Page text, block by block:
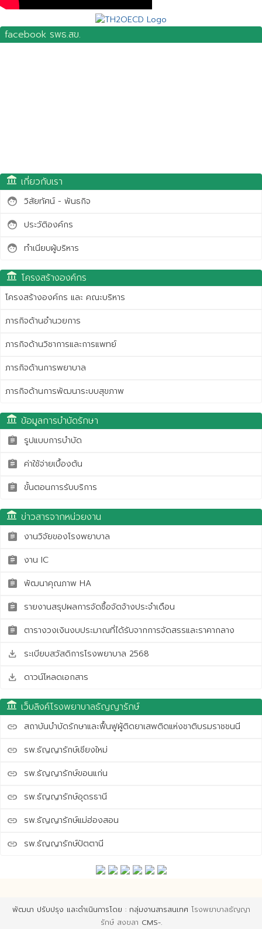
facebook รพธ.สข.
account_balance เกี่ยวกับเรา
face วิสัยทัศน์ - พันธกิจ
face ประวัติองค์กร
face ทำเนียบผู้บริหาร
account_balance โครงสร้างองค์กร
โครงสร้างองค์กร และ คณะบริหาร
ภารกิจด้านอำนวยการ
ภารกิจด้านวิชาการและการแพทย์
ภารกิจด้านการพยาบาล
ภารกิจด้านการพัฒนาระบบสุขภาพ
account_balance ข้อมูลการบำบัดรักษา
assignment รูปแบบการบำบัด
assignment ค่าใช้จ่ายเบื้องต้น
assignment ขั้นตอนการรับบริการ
account_balance ข่าวสารจากหน่วยงาน
assignment งานวิจัยของโรงพยาบาล
assignment งาน IC
assignment พัฒนาคุณภาพ HA
assignment รายงานสรุปผลการจัดซื้อจัดจ้างประจำเดือน
assignment ตารางวงเงินงบประมาณที่ได้รับจากการจัดสรรและราคากลาง
save_alt ระเบียบสวัสดิการโรงพยาบาล 2568
save_alt ดาวน์โหลดเอกสาร
account_balance เว็บลิงค์โรงพยาบาลธัญญารักษ์
link สถาบันบำบัดรักษาและฟื้นฟูผู้ติดยาเสพติดแห่งชาติบรมราชชนนี
link รพ.ธัญญารักษ์เชียงใหม่
link รพ.ธัญญารักษ์ขอนแก่น
link รพ.ธัญญารักษ์อุดรธานี
link รพ.ธัญญารักษ์แม่ฮ่องสอน
link รพ.ธัญญารักษ์ปัตตานี
พัฒนา ปรับปรุง และดำเนินการโดย : กลุ่มงานสารสนเทศ โรงพยาบาลธัญญา
รักษ์ สงขลา CMS-.